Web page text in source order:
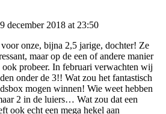
december 2018 at 23:50
onze, bijna 2,5 jarige, dochter! Ze
maar op de een of andere manier
probeer. In februari verwachten wij
onder de 3!! Wat zou het fantastisch
mogen winnen! Wie weet hebben
2 in de luiers… Wat zou dat een
ook echt een mega hekel aan